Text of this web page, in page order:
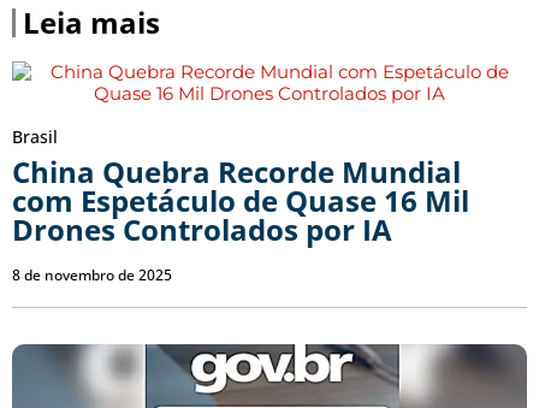
Leia mais
Brasil
China Quebra Recorde Mundial
com Espetáculo de Quase 16 Mil
Drones Controlados por IA
8 de novembro de 2025